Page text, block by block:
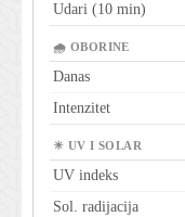
Udari (10 min)
🌧 OBORINE
Danas
Intenzitet
☀ UV I SOLAR
UV indeks
Sol. radijacija